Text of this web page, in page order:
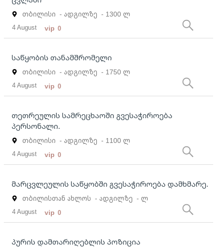
თბილისი - ადგილზე - 1300 ლ
4 August vip 0
საწყობის თანამშრომელი
თბილისი - ადგილზე - 1750 ლ
4 August vip 0
თეთრეულის სამრეცხაოში გვესაჭიროება
პერსონალი.
თბილისი - ადგილზე - 1100 ლ
4 August vip 0
მარცვლეულის საწყობში გვესაჭიროება დამხმარე.
თბილისთან ახლოს - ადგილზე - ლ
4 August vip 0
პურის დამთარიღებლის პოზიცია